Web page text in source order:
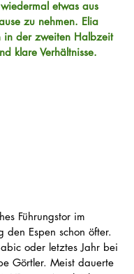
etwas aus
zu nehmen. Elia
in der zweiten Halbzeit
klare Verhältnisse.
Führungstor im
den Espen schon öfter.
oder letztes Jahr bei
Görtler. Meist dauerte